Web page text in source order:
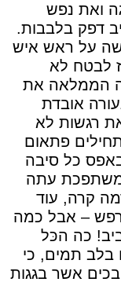
ואת נפש
דפק בלבבות.
על ראש איש
לבטח לא
הממלאה את
אובדת
רגשות לא
פתאום
כל סיבה
עתה
קרה, עוד
– אבל כמה
כה הכּל
בלב תמים, כי
אשר בגגות